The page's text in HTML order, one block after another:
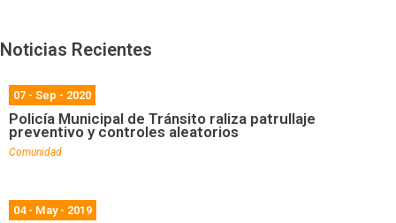
Noticias Recientes
07 - Sep - 2020
Policía Municipal de Tránsito raliza patrullaje
preventivo y controles aleatorios
Comunidad
04 - May - 2019